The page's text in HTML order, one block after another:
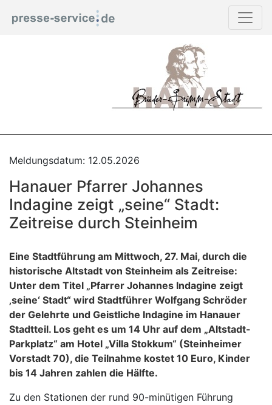
Meldungsdatum: 12.05.2026
Hanauer Pfarrer Johannes
Indagine zeigt „seine“ Stadt:
Zeitreise durch Steinheim
Eine Stadtführung am Mittwoch, 27. Mai, durch die
historische Altstadt von Steinheim als Zeitreise:
Unter dem Titel „Pfarrer Johannes Indagine zeigt
‚seine‘ Stadt“ wird Stadtführer Wolfgang Schröder
der Gelehrte und Geistliche Indagine im Hanauer
Stadtteil. Los geht es um 14 Uhr auf dem „Altstadt-
Parkplatz“ am Hotel „Villa Stokkum“ (Steinheimer
Vorstadt 70), die Teilnahme kostet 10 Euro, Kinder
bis 14 Jahren zahlen die Hälfte.
Zu den Stationen der rund 90-minütigen Führung